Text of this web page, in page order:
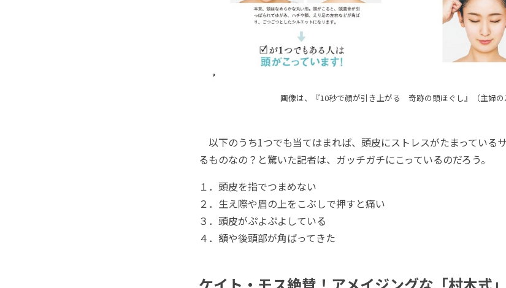
画像は、『10秒で顔が引き上がる 奇跡の頭ほぐし』（主婦の
以下のうち1つでも当てはまれば、頭皮にストレスがたまっている
るものなの？と驚いた記者は、ガッチガチにこっているのだろう。
１．頭皮を指でつまめない
２．生え際や眉の上をこぶしで押すと痛い
３．頭皮がぷよぷよしている
４．額や後頭部が角ばってきた